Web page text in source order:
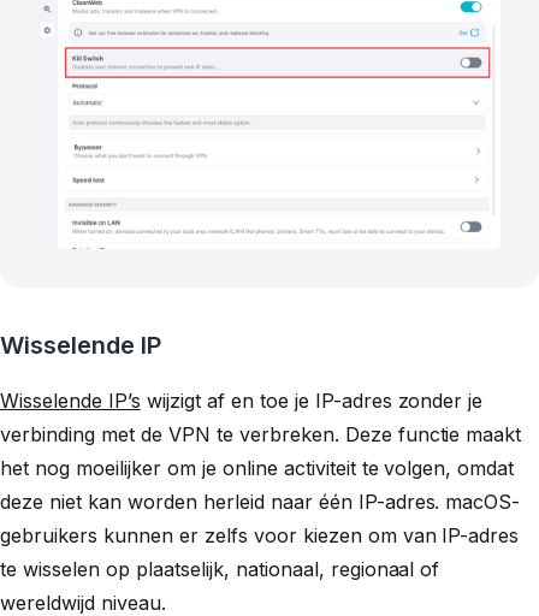
Wisselende IP
Wisselende IP’s wijzigt af en toe je IP-adres zonder je
verbinding met de VPN te verbreken. Deze functie maakt
het nog moeilijker om je online activiteit te volgen, omdat
deze niet kan worden herleid naar één IP-adres. macOS-
gebruikers kunnen er zelfs voor kiezen om van IP-adres
te wisselen op plaatselijk, nationaal, regionaal of
wereldwijd niveau.